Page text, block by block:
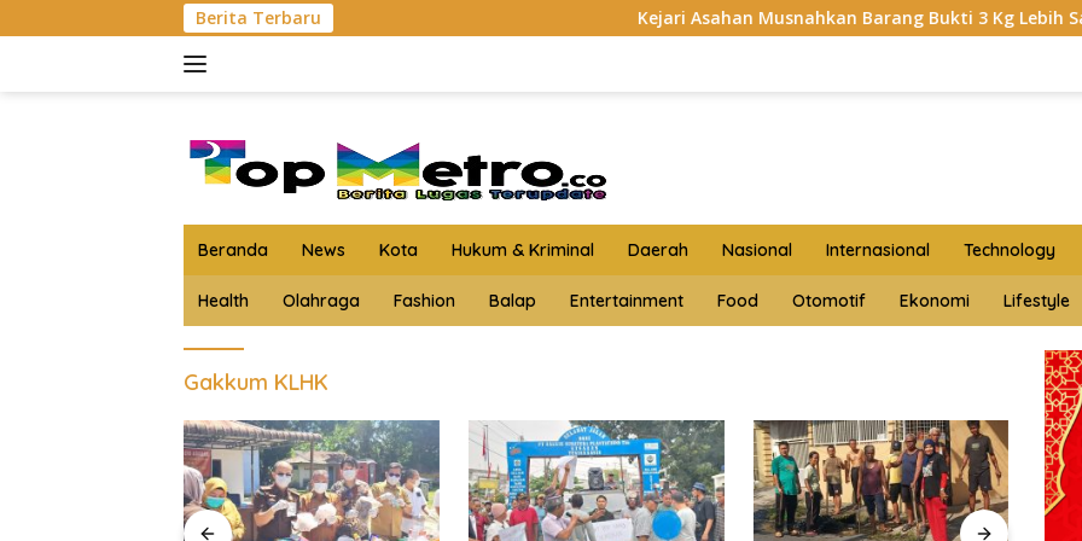
ke
Berita Terbaru Kejari Asahan Musnahkan Barang Bukti 3 Kg Lebih Sabu
Beranda News Kota Hukum & Kriminal Daerah Nasional Internasional Technology
Health Olahraga Fashion Balap Entertainment Food Otomotif Ekonomi Lifestyle
Gakkum KLHK